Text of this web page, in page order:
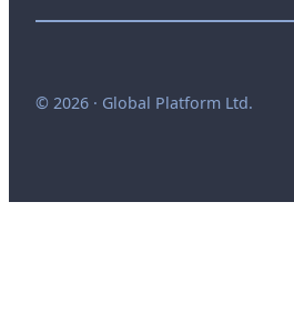
© 2026 · Global Platform Ltd.